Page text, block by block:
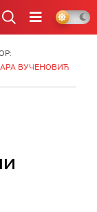
ВУЧЕНОВИЋ